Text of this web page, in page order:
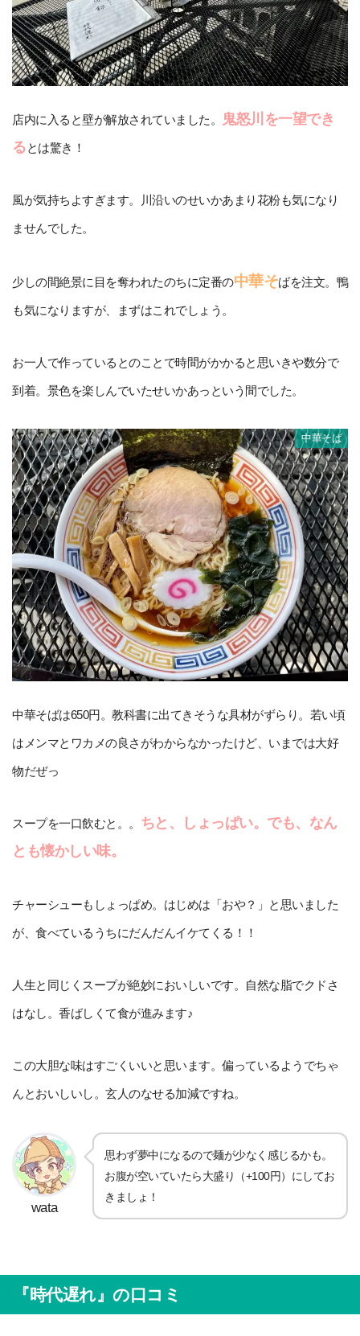
店内に入ると壁が解放されていました。
鬼怒川を一望でき
るとは驚き！
風が気持ちよすぎます。川沿いのせいかあまり花粉も気になり
ませんでした。
少しの間絶景に目を奪われたのちに定番の中華そばを注文。鴨
も気になりますが、まずはこれでしょう。
お一人で作っているとのことで時間がかかると思いきや数分で
到着。景色を楽しんでいたせいかあっという間でした。
中華そば
中華そばは650円。教科書に出てきそうな具材がずらり。若い頃
はメンマとワカメの良さがわからなかったけど、いまでは大好
物だぜっ
スープを一口飲むと。。 ちと、しょっぱい。でも、なん
とも懐かしい味。
チャーシューもしょっぱめ。はじめは「おや？」と思いました
が、食べているうちにだんだんイケてくる！！
人生と同じくスープが絶妙においしいです。自然な脂でクドさ
はなし。香ばしくて食が進みます♪
この大胆な味はすごくいいと思います。偏っているようでちゃ
んとおいしいし。玄人のなせる加減ですね。
wata
思わず夢中になるので麺が少なく感じるかも。
お腹が空いていたら大盛り（+100円）にしてお
きましょ！
『時代遅れ』の口コミ